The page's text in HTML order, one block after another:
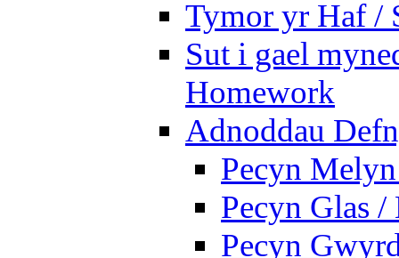
Tymor yr Haf /
Sut i gael
Homework
Adnoddau
Pecyn
Pecyn Glas /
Pecyn